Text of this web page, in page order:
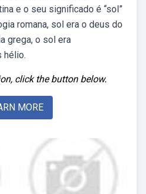
e o seu significado é “sol”
romana, sol era o deus do
grega, o sol era
hélio.
click the button below.
MORE